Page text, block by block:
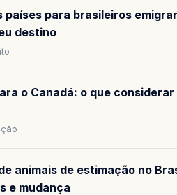
países para brasileiros
destino
o Canadá: o que considerar
animais de estimação no
e mudança